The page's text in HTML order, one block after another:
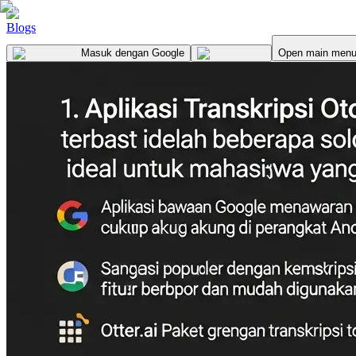
Blogs
Masuk dengan Google Open main menu